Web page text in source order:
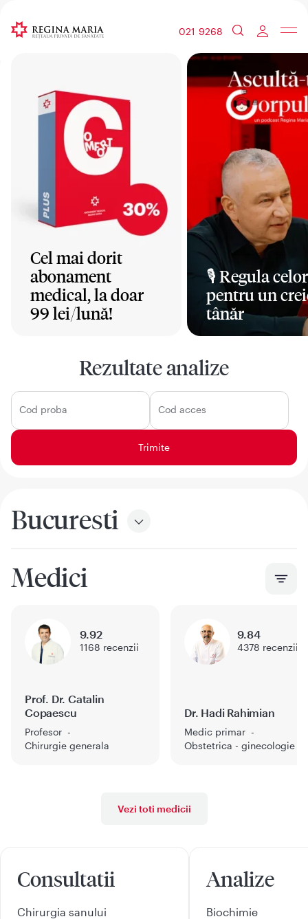
021 9268
Cel mai dorit
abonament
medical, la doar
99 lei/lună!
🎙️ Regula
pentru un
tânăr
Rezultate analize
Cod proba Cod acces
Bucuresti
Medici
Prof. Dr. Catalin
Copaescu
Profesor
Chirurgie generala
9.92
1168 recenzii
Dr. Hadi Rahimian
Medic primar
Obstetrica - ginecologie
9.84
4378 recenzii
Vezi toti medicii
Consultatii
Chirurgia sanului
Analize
Biochimie